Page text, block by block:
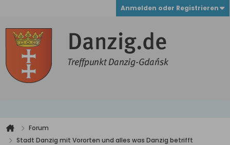
Anmelden oder Registrieren
Forum
Stadt Danzig mit Vororten und alles was Danzig betrifft